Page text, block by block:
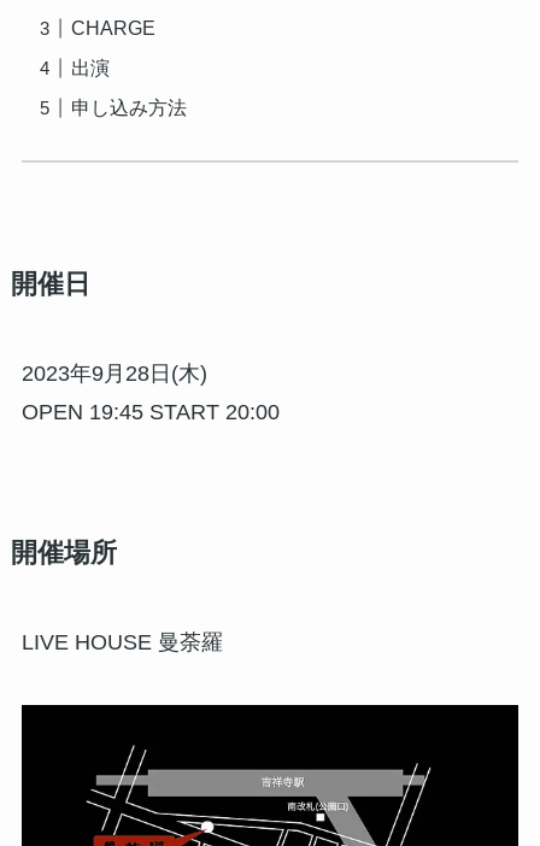
CHARGE
出演
申し込み方法
開催日
2023年9月28日(木)
OPEN 19:45 START 20:00
開催場所
LIVE HOUSE 曼荼羅